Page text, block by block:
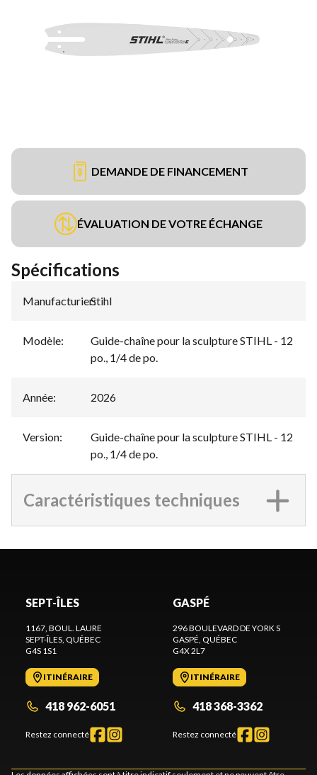
DEMANDE DE FINANCEMENT
ÉVALUATION DE VOTRE ÉCHANGE
Spécifications
Manufacturier:
Stihl
Modèle:
Guide-chaîne pour la sculpture STIHL - 12
po., 1/4 de po.
Année: 2026
Version:
Guide-chaîne pour la sculpture STIHL - 12
po., 1/4 de po.
Caractéristiques techniques
SEPT-ÎLES
1167, BOUL. LAURE
SEPT-ÎLES, QUÉBEC
G4S 1S1
ITINÉRAIRE
418 962-6051
Restez connecté
GASPÉ
296 BOULEVARD DE YORK S
GASPÉ, QUÉBEC
G4X 2L7
ITINÉRAIRE
418 368-3362
Restez connecté